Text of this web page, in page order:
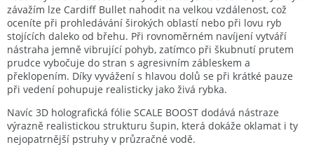
závažím lze Cardiff Bullet nahodit na velkou vzdálenost, což
oceníte při prohledávání širokých oblastí nebo při lovu ryb
stojících daleko od břehu. Při rovnoměrném navíjení vytváří
nástraha jemně vibrující pohyb, zatímco při škubnutí prutem
prudce vybočuje do stran s agresivním zábleskem a
překlopením. Díky vyvážení s hlavou dolů se při krátké pauze
při vedení pohupuje realisticky jako živá rybka.
Navíc 3D holografická fólie SCALE BOOST dodává nástraze
výrazně realistickou strukturu šupin, která dokáže oklamat i ty
nejopatrnější pstruhy v průzračné vodě.